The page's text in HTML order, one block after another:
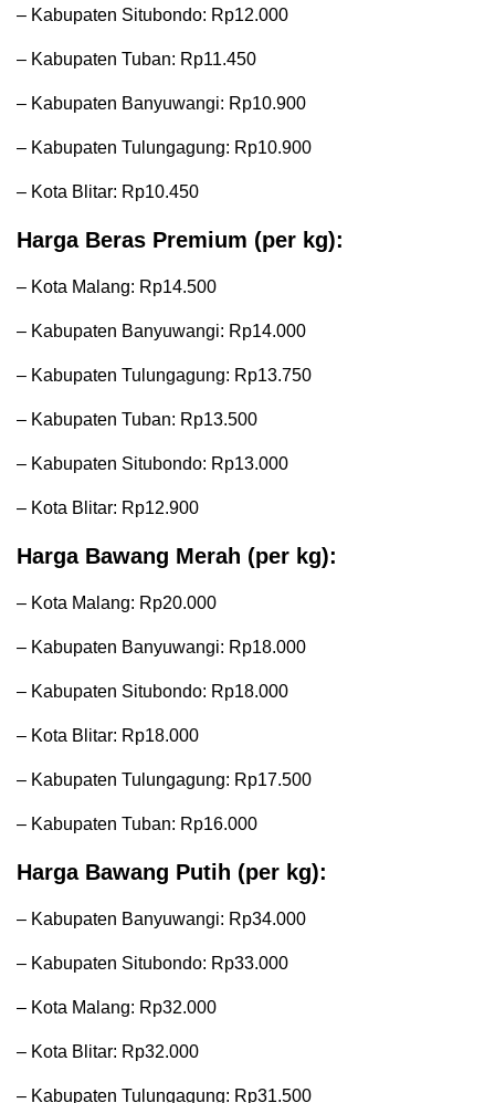
– Kabupaten Situbondo: Rp12.000
– Kabupaten Tuban: Rp11.450
– Kabupaten Banyuwangi: Rp10.900
– Kabupaten Tulungagung: Rp10.900
– Kota Blitar: Rp10.450
Harga Beras Premium (per kg):
– Kota Malang: Rp14.500
– Kabupaten Banyuwangi: Rp14.000
– Kabupaten Tulungagung: Rp13.750
– Kabupaten Tuban: Rp13.500
– Kabupaten Situbondo: Rp13.000
– Kota Blitar: Rp12.900
Harga Bawang Merah (per kg):
– Kota Malang: Rp20.000
– Kabupaten Banyuwangi: Rp18.000
– Kabupaten Situbondo: Rp18.000
– Kota Blitar: Rp18.000
– Kabupaten Tulungagung: Rp17.500
– Kabupaten Tuban: Rp16.000
Harga Bawang Putih (per kg):
– Kabupaten Banyuwangi: Rp34.000
– Kabupaten Situbondo: Rp33.000
– Kota Malang: Rp32.000
– Kota Blitar: Rp32.000
– Kabupaten Tulungagung: Rp31.500